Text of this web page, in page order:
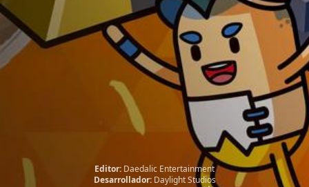
Editor: Daedalic Entertainment
Desarrollador: Daylight Studios